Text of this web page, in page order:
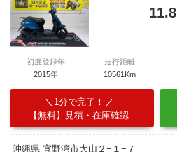
11.8
初度登録年
2015年
走行距離
10561Km
1分で完了！
【無料】見積・在庫確認
沖縄県 宜野湾市大山２−１−７